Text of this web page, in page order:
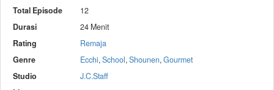
Total Episode
12
Durasi
24 Menit
Rating
Remaja
Genre
Ecchi,School,Shounen,Gourmet
Studio
J.C.Staff